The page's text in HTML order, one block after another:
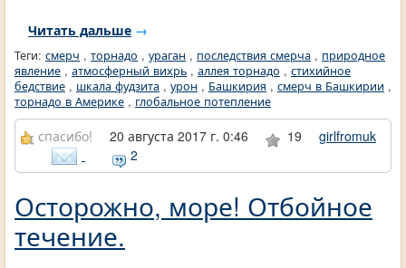
Читать дальше →
Теги: смерч , торнадо , ураган , последствия смерча , природное
явление , атмосферный вихрь , аллея торнадо , стихийное
бедствие , шкала фудзита , урон , Башкирия , смерч в Башкирии ,
торнадо в Америке , глобальное потепление
спасибо! 20 августа 2017 г. 0:46 19
girlfromuk
2
Осторожно, море! Отбойное
течение.